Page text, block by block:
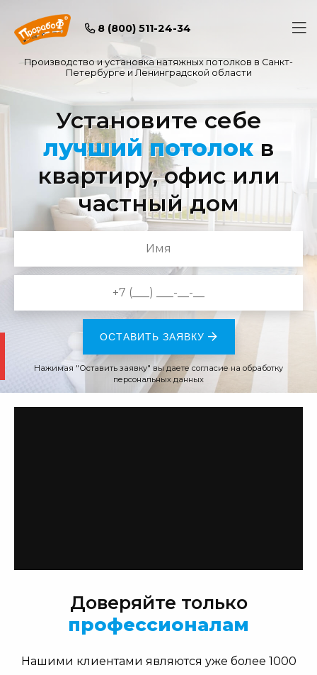
8 (800) 511-24-34
Производство и установка натяжных потолков в Санкт-
Петербурге и Ленинградской области
Установите себе
лучший потолокв
квартиру, офис или
частный дом
ОСТАВИТЬ ЗАЯВКУ
Нажимая "Оставить заявку" вы даете согласие на обработку
персональных данных
Доверяйте только
профессионалам
Нашими клиентами являются уже более 1000